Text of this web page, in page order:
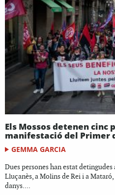
Els Mossos detenen cinc
manifestació del Primer
GEMMA GARCIA
Dues persones han estat
Lluçanès, a Molins de Rei i a
danys....